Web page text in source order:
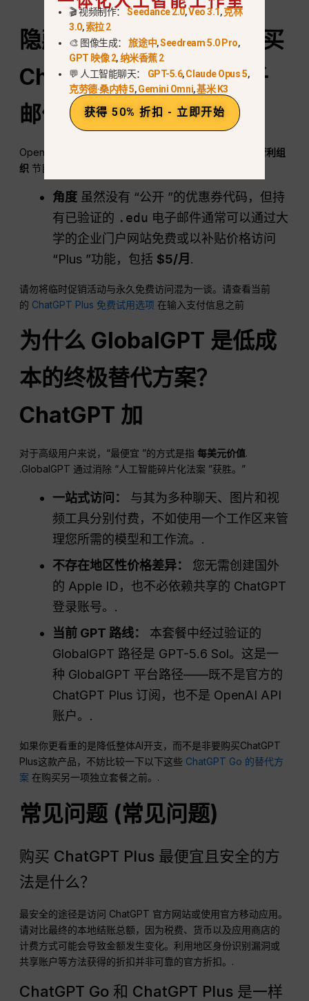
隐藏的学生折扣：如何购买
ChatGPT使用 .edu 电子
邮件更便宜
OpenAI 悄然扩大了其
非营利组
织 节目.
角度 虽然没有 “公开 ”的优惠券代码，但持
有已验证的 .edu 电子邮件通常可以通过大
学的企业门户网站免费或以补贴价格访问
“Plus ”功能，包括$5/月 .
请勿将临时促销活动与永久免费访问混为一谈。请查看当前
的 ChatGPT Plus 免费试用选项 在输入支付信息之前
为什么 GlobalGPT 是低成
本的终极替代方案？
ChatGPT 加
对于高级用户来说，“最便宜 ”的方式是指每美元价值.
.GlobalGPT 通过消除 “人工智能碎片化法案 ”获胜。”
一站式访问：
与其为多种聊天、图片和视
频工具分别付费，不如使用一个工作区来管
理您所需的模型和工作流。.
不存在地区性价格差异：
您无需创建国外
的 Apple ID，也不必依赖共享的 ChatGPT
登录账号。.
当前 GPT 路线：
本套餐中经过验证的
GlobalGPT 路径是 GPT-5.6 Sol。这是一
种 GlobalGPT 平台路径——既不是官方的
ChatGPT Plus 订阅，也不是 OpenAI API
账户。.
如果你更看重的是降低整体AI开支，而不是非要购买ChatGPT
Plus这款产品，不妨比较一下以下这些 ChatGPT Go 的替代方
案 在购买另一项独立套餐之前。.
常见问题 (常见问题)
购买 ChatGPT Plus 最便宜且安全的方
法是什么？
最安全的途径是访问 ChatGPT 官方网站或使用官方移动应用。
请对比最终的本地结账总额，因为税费、货币以及应用商店的
计费方式可能会导致金额发生变化。利用地区身份识别漏洞或
共享账户等方法获得的折扣并非可靠的官方折扣。.
ChatGPT Go 和 ChatGPT Plus 是一样
🎬 视频制作：Seedance 2.0,Veo 3.1,克林
3.0,索拉 2
🎨 图像生成：旅途中,Seedream 5.0 Pro,
GPT 映像 2,纳米香蕉 2
💬 人工智能聊天： GPT-5.6,Claude Opus 5,
克劳德·桑内特 5,Gemini Omni,基米 K3
获得 50% 折扣 - 立即开始